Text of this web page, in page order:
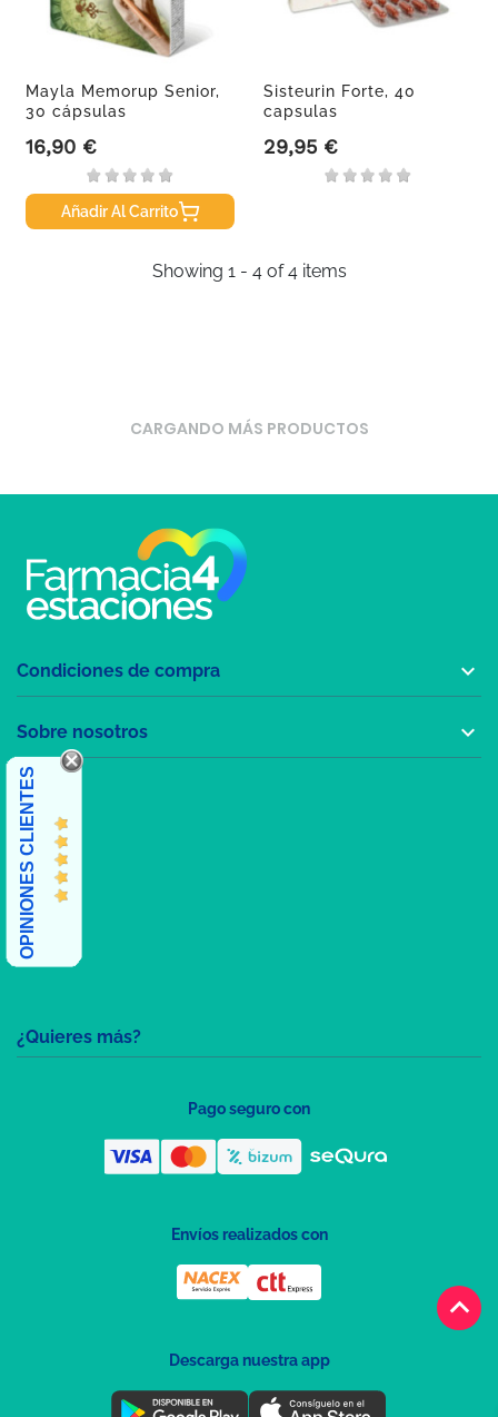
Mayla Memorup Senior,
30 cápsulas
Precio
16,90 €
Añadir Al Carrito
Sisteurin Forte, 40
capsulas
Precio
29,95 €
Showing 1 - 4 of 4 items
CARGANDO MÁS PRODUCTOS
keyboard_arrow_up
¿Quieres más?
Condiciones de compra 
Sobre nosotros 
OPINIONES CLIENTES
Pago seguro con
Envíos realizados con
Descarga nuestra app